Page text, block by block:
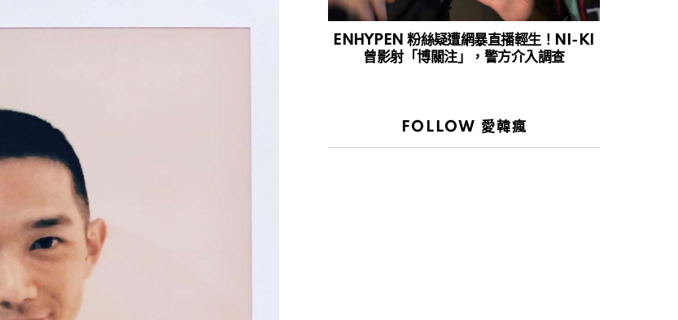
ENHYPEN 粉絲疑遭網暴直播輕生！NI-KI
曾影射「博關注」，警方介入調查
FOLLOW 愛韓瘋